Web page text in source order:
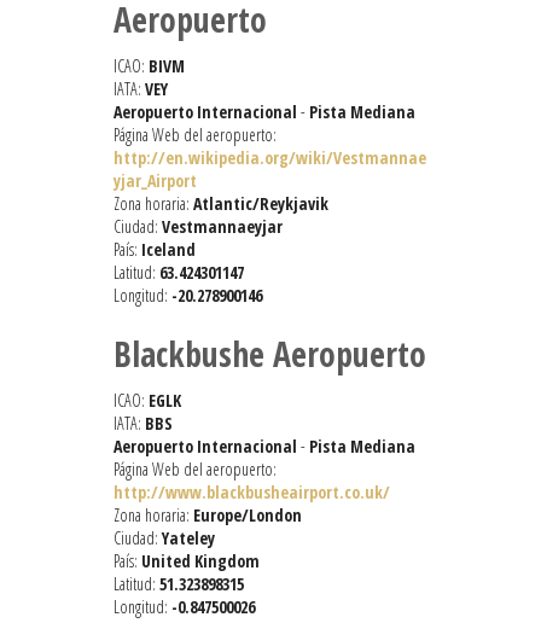
Aeropuerto
ICAO: BIVM
IATA: VEY
Aeropuerto Internacional - Pista Mediana
Página Web del aeropuerto:
http://en.wikipedia.org/wiki/Vestmannae
yjar_Airport
Zona horaria: Atlantic/Reykjavik
Ciudad: Vestmannaeyjar
País: Iceland
Latitud: 63.424301147
Longitud: -20.278900146
Blackbushe Aeropuerto
ICAO: EGLK
IATA: BBS
Aeropuerto Internacional - Pista Mediana
Página Web del aeropuerto:
http://www.blackbusheairport.co.uk/
Zona horaria: Europe/London
Ciudad:Yateley
País: United Kingdom
Latitud: 51.323898315
Longitud: -0.847500026